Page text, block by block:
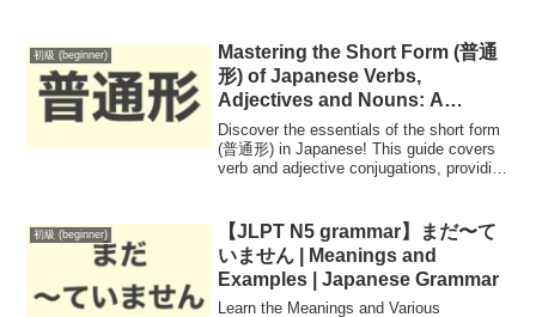
初級 (beginner)
Mastering the Short Form (普通
形) of Japanese Verbs,
Adjectives and Nouns: A
Comprehensive Guide
Discover the essentials of the short form
(普通形) in Japanese! This guide covers
verb and adjective conjugations, providing
language skills with our easy-to-follow
explanations!
初級 (beginner)
【JLPT N5 grammar】まだ〜て
いません | Meanings and
Examples | Japanese Grammar
Learn the Meanings and Various